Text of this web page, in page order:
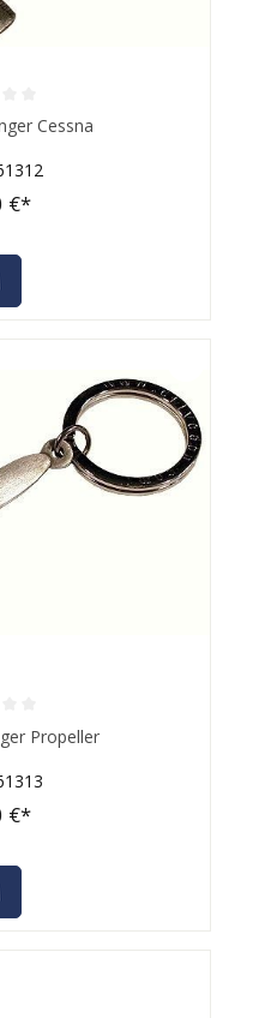
0 von 5 Sternen
Cessna
€*
0 von 5 Sternen
Propeller
€*